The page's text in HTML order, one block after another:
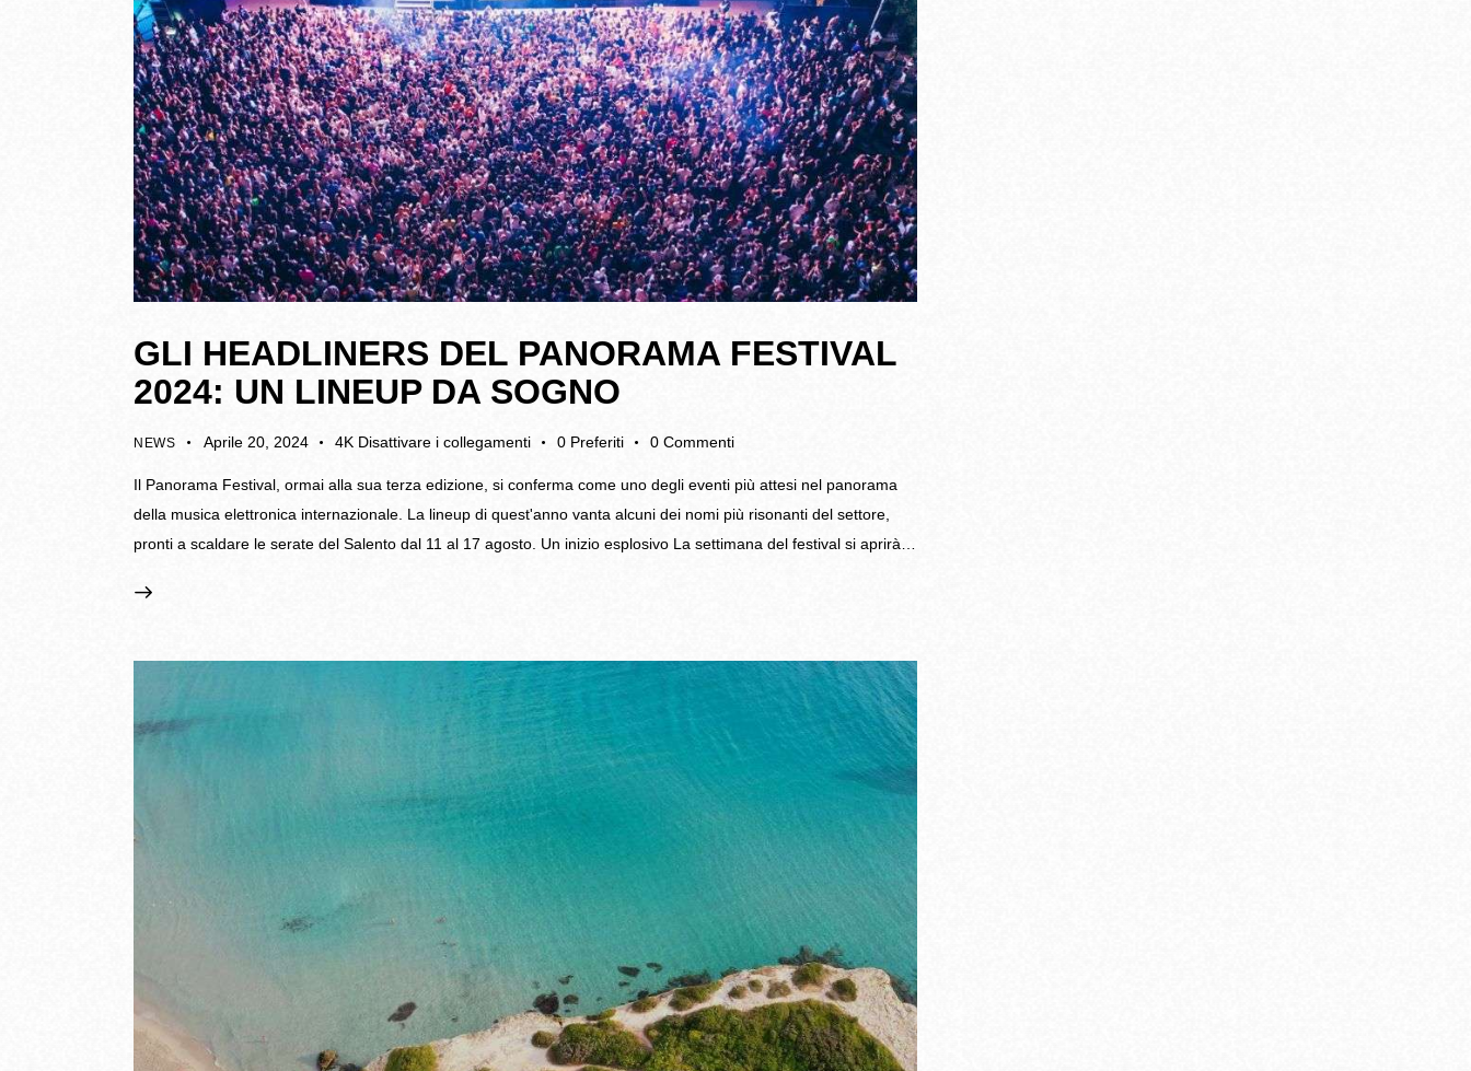
GLI HEADLINERS DEL PANORAMA FESTIVAL
2024: UN LINEUP DA SOGNO
NEWS Aprile 20, 2024 4K Disattivare i collegamenti 0 Preferiti 0 Commenti
Il Panorama Festival, ormai alla sua terza edizione, si conferma come uno degli eventi più attesi nel panorama
della musica elettronica internazionale. La lineup di quest'anno vanta alcuni dei nomi più risonanti del settore,
pronti a scaldare le serate del Salento dal 11 al 17 agosto. Un inizio esplosivo La settimana del festival si aprirà…